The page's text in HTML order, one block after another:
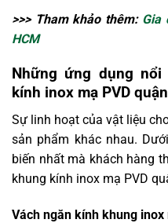
>>> Tham khảo thêm: Gia
HCM
Những ứng dụng
kính inox mạ PVD
Sự linh hoạt của vật liệu
sản phẩm khác nhau.
biến nhất mà khách hàng
khung kính inox mạ PVD
Vách ngăn kính khung inox